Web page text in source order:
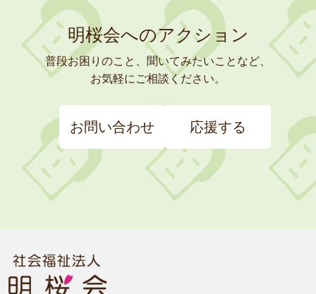
明桜会へのアクション
普段お困りのこと、聞いてみたいことなど、
お気軽にご相談ください。
お問い合わせ 応援する